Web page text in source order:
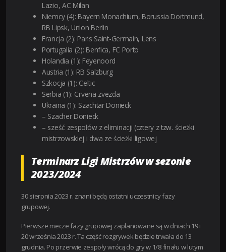
Lazio, AC Milan
Niemcy (4): Bayern Monachium, Borussia Dortmund,
RB Lipsk, Union Berlin
Francja (2): Paris Saint-Germain, Lens
Portugalia (2): Benfica, FC Porto
Holandia (1): Feyenoord
Austria (1): RB Salzburg
Szkocja (1): Celtic
Serbia (1): Crvena zvezda
Ukraina (1): Szachtar Donieck
– Szacher Donieck
– sześć zespołów z eliminacji (cztery z tzw. ścieżki
mistrzowskiej i dwa ze ścieżki ligowej
Terminarz Ligi Mistrzów w sezonie
2023/2024
30 sierpnia 2023 r. znani będą ostatni uczestnicy fazy
grupowej.
Pierwsze mecze fazy grupowej zaplanowane są w dniach 19 i
20 września 2023 r. Ta część rozgrywek będzie trwała do 13
grudnia. Po przerwie zespoły wrócą do gry w 1/8 finału w lutym